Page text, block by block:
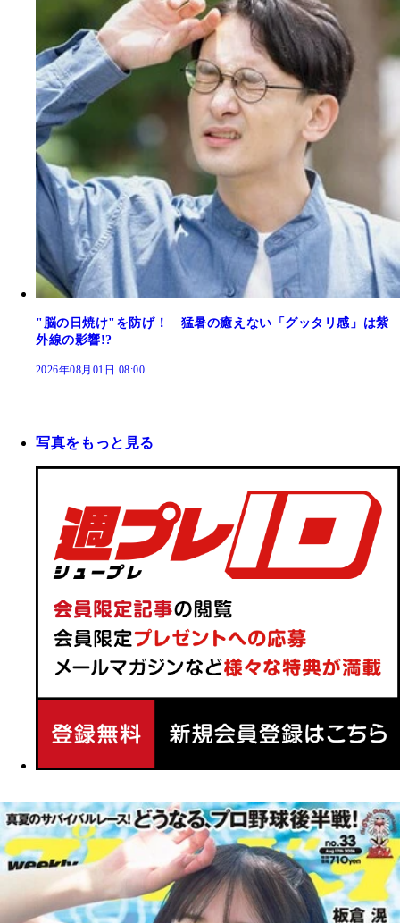
"脳の日焼け"を防げ！ 猛暑の癒えない「グッタリ感」は紫
外線の影響!?
2026年08月01日 08:00
写真をもっと見る